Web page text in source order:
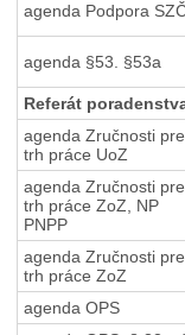
agenda Podpora
agenda §53. §53a
Referát
agenda Zručnosti pre
trh práce UoZ
agenda Zručnosti pre
trh práce ZoZ, NP
PNPP
agenda Zručnosti pre
trh práce ZoZ
agenda OPS